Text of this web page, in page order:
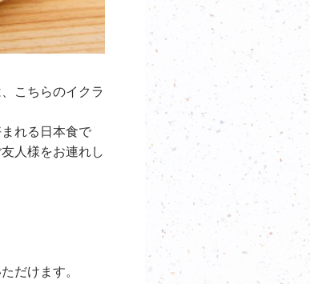
こちらのイクラ
れる日本食で
人様をお連れし
だけます。